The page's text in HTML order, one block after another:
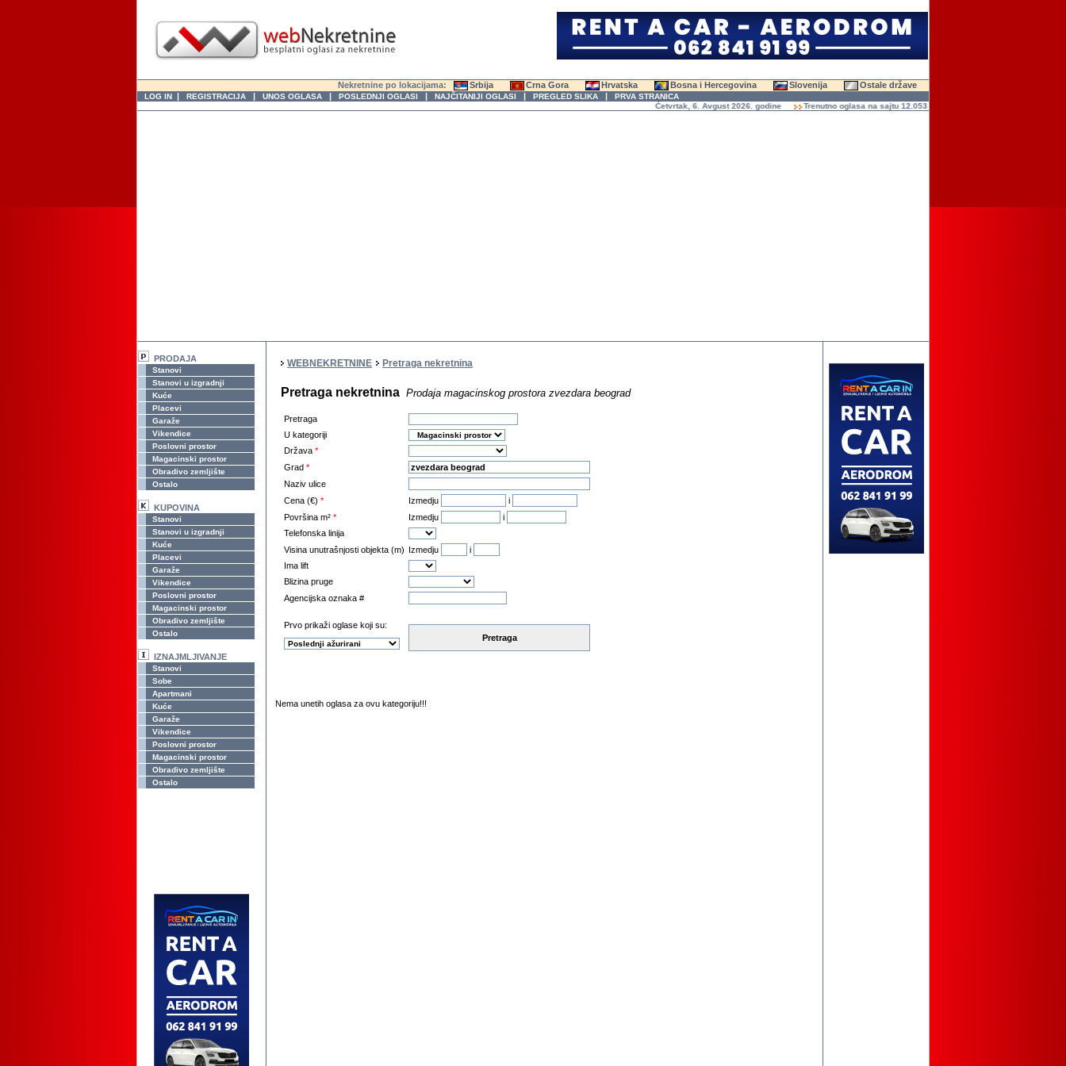
Nekretnine po lokacijama: Srbija Crna Gora Hrvatska Bosna i Hercegovina Slovenija Ostale države
LOG IN | REGISTRACIJA | UNOS OGLASA | POSLEDNJI OGLASI | NAJČITANIJI OGLASI | PREGLED SLIKA | PRVA STRANICA
Četvrtak, 6. Avgust 2026. godine
Trenutno oglasa na sajtu 12.053 (47.583 slika)
PRODAJA
Stanovi
Stanovi u izgradnji
Kuće
Placevi
Garaže
Vikendice
Poslovni prostor
Magacinski prostor
Obradivo zemljište
Ostalo
KUPOVINA
Stanovi
Stanovi u izgradnji
Kuće
Placevi
Garaže
Vikendice
Poslovni prostor
Magacinski prostor
Obradivo zemljište
Ostalo
IZNAJMLJIVANJE
Stanovi
Sobe
Apartmani
Kuće
Garaže
Vikendice
Poslovni prostor
Magacinski prostor
Obradivo zemljište
Ostalo
WEBNEKRETNINE Pretraga nekretnina
Pretraga nekretnina Prodaja magacinskog prostora zvezdara beograd
Pretraga
U kategoriji
Država *
Grad *
Naziv ulice
Cena (€) * Izmedju
i
Površina m² * Izmedju
i
Telefonska linija
Visina unutrašnjosti objekta (m)
Izmedju
i
Ima lift
Blizina pruge
Agencijska oznaka #
Prvo prikaži oglase koji su:
Pretraga
Nema unetih oglasa za ovu kategoriju!!!